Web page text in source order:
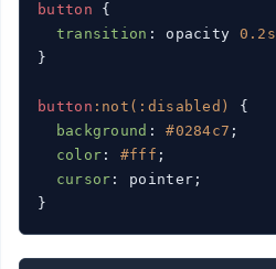
button {
transition : opacity 0.2s
}
button :not( :disabled)
{
background : #0284c7 ;
color : #fff ;
cursor : pointer;
}